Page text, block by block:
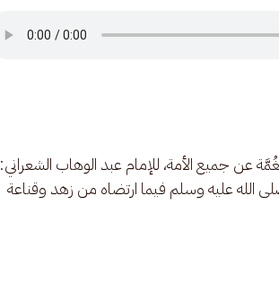
جميع الأمة، للإمام عبد الوهاب الشعراني: